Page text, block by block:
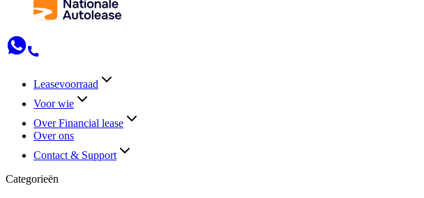
Leasevoorraad
Voor wie
Over Financial lease
Over ons
Contact & Support
Categorieën